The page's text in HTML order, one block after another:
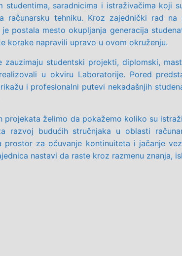
studentima, saradnicima i istraživačima koji
računarsku tehniku. Kroz zajednički rad na
postala mesto okupljanja generacija
korake napravili upravo u ovom okruženju.
zauzimaju studentski projekti, diplomski,
u okviru Laboratorije. Pored
i profesionalni putevi nekadašnjih
projekata želimo da pokažemo koliko su
razvoj budućih stručnjaka u oblasti
prostor za očuvanje kontinuiteta i jačanje
nastavi da raste kroz razmenu znanja,